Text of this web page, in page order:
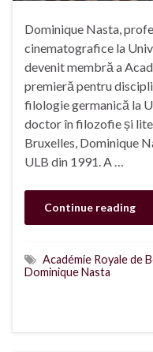
Dominique Nasta,
cinematografice la
devenit membră a
premieră pentru
filologie germanică la
doctor în filozofie și
Bruxelles, Dominique
ULB din 1991. A …
Continue reading
Académie Royale de
Dominique Nasta